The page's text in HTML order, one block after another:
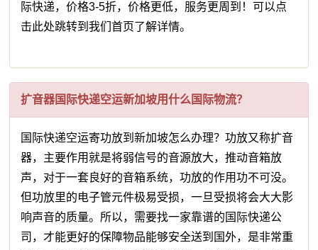
际快递，价格3-5折，价格更低，服务更周到！可以点
击此处跳转到我们首页了解详情。
扩音器国际快递空运新加坡用什么国际物流？
国际快递空运寄功放到新加坡怎么办理？功放又称扩音
器，主要作用就是将弱信号的音源放大，推动音箱放
声，对于一套良好的音箱系统，功放的作用功不可没。
但功放里的电子管元件极易受损，一旦受损将会大大影
响声音的质量。所以，需要找一家靠谱的国际快递公
司，才能更好的保障物品能够安全送到国外，是非常重